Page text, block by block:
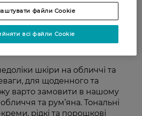
шкіри на обличчі та
для щоденного та
варто замовити в нашому
та рум’яна. Тональні
рідкі та порошкові
файли Cookie
всі файли Cookie